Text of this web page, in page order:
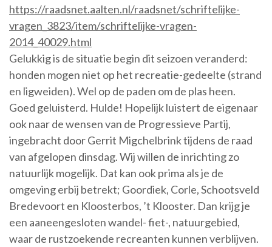
https://raadsnet.aalten.nl/raadsnet/schriftelijke-
vragen_3823/item/schriftelijke-vragen-
2014_40029.html
Gelukkig is de situatie begin dit seizoen veranderd:
honden mogen niet op het recreatie-gedeelte (strand
en ligweiden). Wel op de paden om de plas heen.
Goed geluisterd. Hulde! Hopelijk luistert de eigenaar
ook naar de wensen van de Progressieve Partij,
ingebracht door Gerrit Migchelbrink tijdens de raad
van afgelopen dinsdag. Wij willen de inrichting zo
natuurlijk mogelijk. Dat kan ook prima als je de
omgeving erbij betrekt; Goordiek, Corle, Schootsveld
Bredevoort en Kloosterbos, ’t Klooster. Dan krijg je
een aaneengesloten wandel- fiet-, natuurgebied,
waar de rustzoekende recreanten kunnen verblijven.